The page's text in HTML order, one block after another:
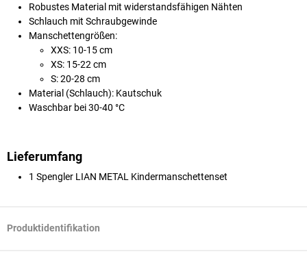
Robustes Material mit widerstandsfähigen Nähten
Schlauch mit Schraubgewinde
Manschettengrößen:
XXS: 10-15 cm
XS: 15-22 cm
S: 20-28 cm
Material (Schlauch): Kautschuk
Waschbar bei 30-40 °C
Lieferumfang
1 Spengler LIAN METAL Kindermanschettenset
Produktidentifikation